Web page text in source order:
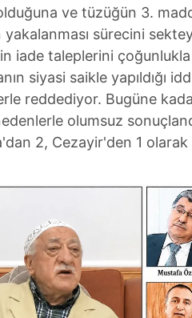
ve tüzüğün 3.
yakalanması sürecini
iade taleplerini
siyasi saikle yapıldığı
reddediyor. Bugüne
olumsuz
2, Cezayir'den 1 olarak